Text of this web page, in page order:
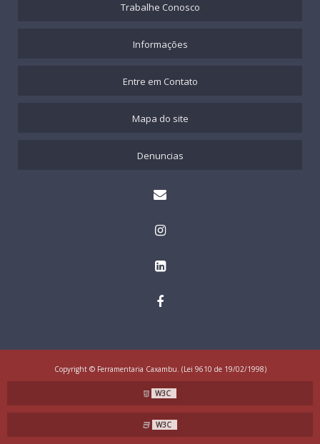
Trabalhe Conosco
Informações
Entre em Contato
Mapa do site
Denuncias
Copyright © Ferramentaria Caxambu. (Lei 9610 de 19/02/1998)
W3C
W3C